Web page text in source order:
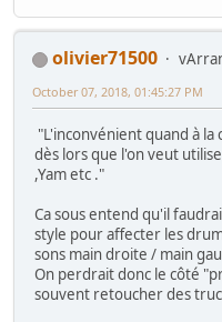
olivier71500
October 07, 2018, 01:45:27 PM
"L'inconvénient quand à
dès lors que l'on veut
,Yam etc ."
Ca sous entend qu'il
style pour affecter les
sons main droite / main
On perdrait donc le côté
souvent retoucher des